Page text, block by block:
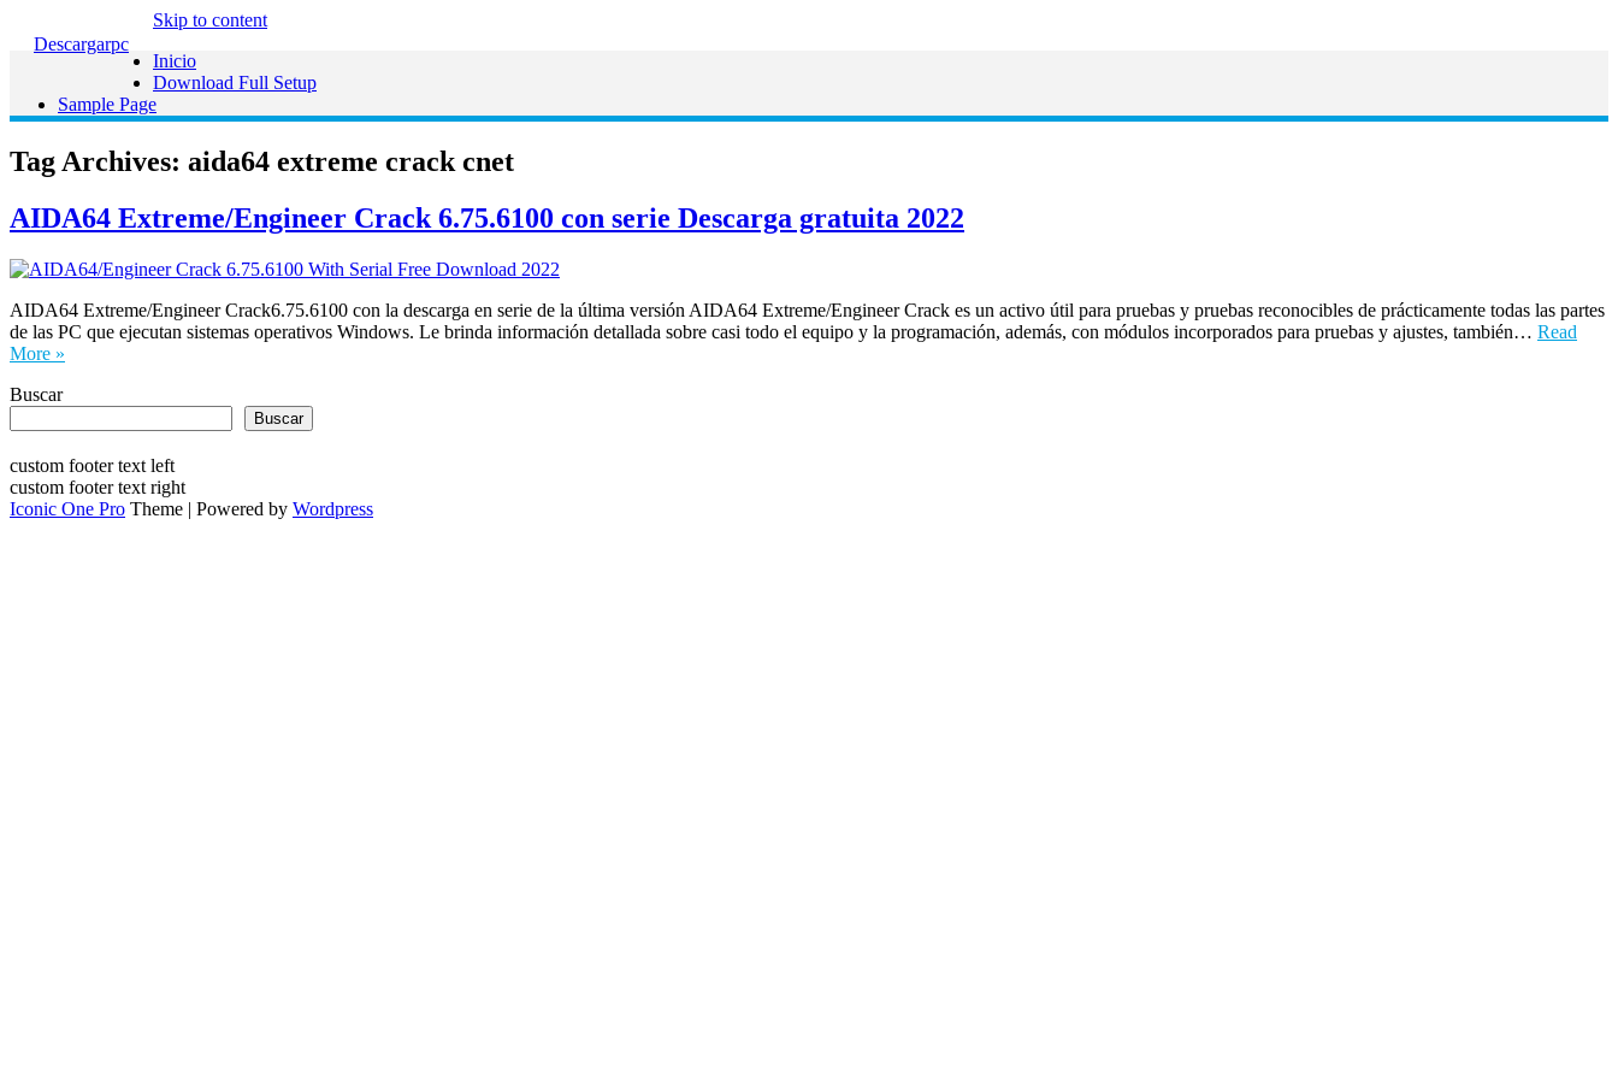
Descargarpc
Skip to content
Inicio
Download Full Setup
Sample Page
Tag Archives: aida64 extreme crack cnet
AIDA64 Extreme/Engineer Crack 6.75.6100 con serie Descarga gratuita 2022
AIDA64 Extreme/Engineer Crack6.75.6100 con la descarga en serie de la última versión AIDA64 Extreme/Engineer Crack es un activo útil para pruebas y pruebas reconocibles de prácticamente todas las partes
de las PC que ejecutan sistemas operativos Windows. Le brinda información detallada sobre casi todo el equipo y la programación, además, con módulos incorporados para pruebas y ajustes, también… Read
More »
Buscar
Buscar
custom footer text left
custom footer text right
Iconic One Pro Theme | Powered by Wordpress